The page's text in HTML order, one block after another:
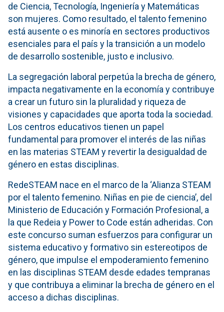
de Ciencia, Tecnología, Ingeniería y Matemáticas
son mujeres. Como resultado, el talento femenino
está ausente o es minoría en sectores productivos
esenciales para el país y la transición a un modelo
de desarrollo sostenible, justo e inclusivo.
La segregación laboral perpetúa la brecha de género,
impacta negativamente en la economía y contribuye
a crear un futuro sin la pluralidad y riqueza de
visiones y capacidades que aporta toda la sociedad.
Los centros educativos tienen un papel
fundamental para promover el interés de las niñas
en las materias STEAM y revertir la desigualdad de
género en estas disciplinas.
RedeSTEAM nace en el marco de la ‘Alianza STEAM
por el talento femenino. Niñas en pie de ciencia’, del
Ministerio de Educación y Formación Profesional, a
la que Redeia y Power to Code están adheridas. Con
este concurso suman esfuerzos para configurar un
sistema educativo y formativo sin estereotipos de
género, que impulse el empoderamiento femenino
en las disciplinas STEAM desde edades tempranas
y que contribuya a eliminar la brecha de género en el
acceso a dichas disciplinas.